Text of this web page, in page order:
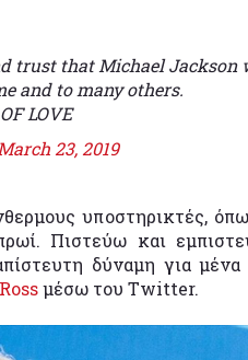
trust that Michael Jackson
and to many others.
LOVE
March 23, 2019
υποστηρικτές,
Πιστεύω και
δύναμη για μένα
Rossμέσω του Twitter.